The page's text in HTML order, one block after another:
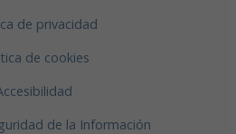
de privacidad
de cookies
de la Información